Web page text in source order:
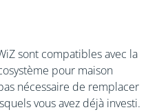
sont compatibles avec la
pour maison
nécessaire de remplacer
vous avez déjà investi.